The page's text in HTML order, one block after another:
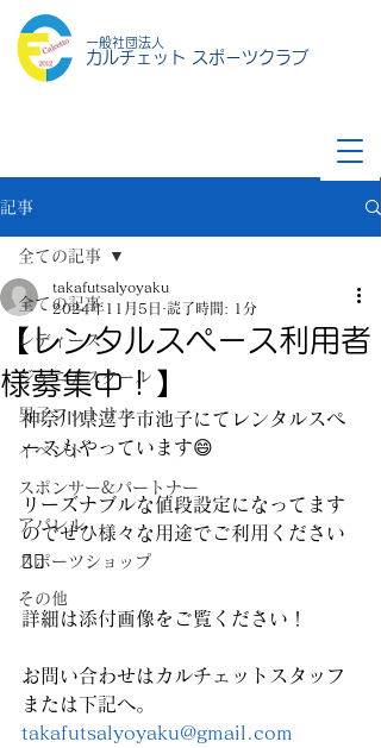
一般社団法人
カルチェット スポーツクラブ
記事
全ての記事
レディース
ジュニアスクール
男子フットサル
イベント
スポンサー&パートナー
アパレル
スポーツショップ
その他
全ての記事
【レンタルスペース利用者
様募集中！】
takafutsalyoyaku
2024年11月5日 読了時間: 1分
神奈川県逗子市池子にてレンタルスペ
ースもやっています😄
リーズナブルな値段設定になってます
のでぜひ様々な用途でご利用ください
🙇‍♂️
詳細は添付画像をご覧ください！
お問い合わせはカルチェットスタッフ
または下記へ。
takafutsalyoyaku@gmail.com